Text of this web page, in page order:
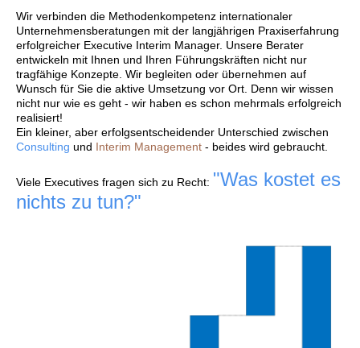
Wir verbinden die Methodenkompetenz internationaler
Unternehmensberatungen mit der langjährigen Praxiserfahrung
erfolgreicher Executive Interim Manager. Unsere Berater
entwickeln mit Ihnen und Ihren Führungskräften nicht nur
tragfähige Konzepte. Wir begleiten oder übernehmen auf
Wunsch für Sie die aktive Umsetzung vor Ort. Denn wir wissen
nicht nur wie es geht - wir haben es schon mehrmals erfolgreich
realisiert!
Ein kleiner, aber erfolgsentscheidender Unterschied zwischen
Consulting und Interim Management - beides wird gebraucht.
Viele Executives fragen sich zu Recht: "Was kostet es
nichts zu tun?"